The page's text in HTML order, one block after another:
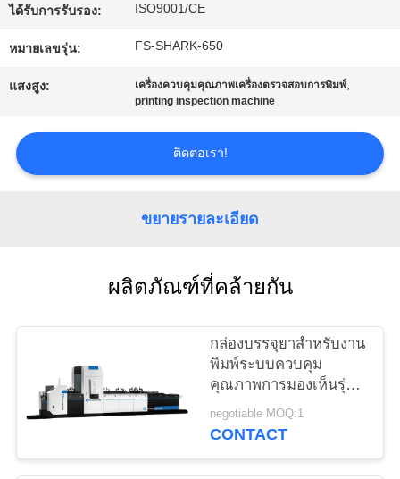
คุณภาพ
ติดต่อ
เรา
ราคา
แผนผัง
ได้รับการรับรอง: ISO9001/CE
หมายเลขรุ่น: FS-SHARK-650
แสงสูง: เครื่องควบคุมคุณภาพเครื่องตรวจสอบการพิมพ์,
printing inspection machine
ติดต่อเรา!
ขยายรายละเอียด
ผลิตภัณฑ์ที่คล้ายกัน
กล่องบรรจุยาสำหรับงาน
พิมพ์ระบบควบคุม
คุณภาพการมองเห็นรุ่น
Shark-500
negotiable MOQ:1
CONTACT